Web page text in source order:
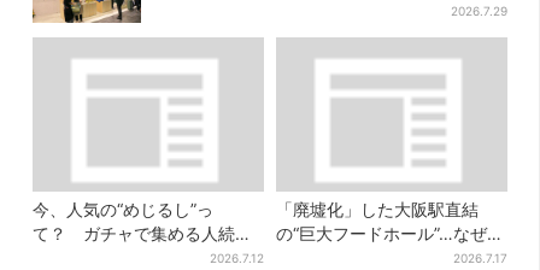
2026.7.29
今、人気の“めじるし”っ
て？ ガチャで集める人続
出…収集家とメーカーに聞い
2026.7.12
「廃墟化」した大阪駅直結
の“巨大フードホール”…なぜ？
実は、梅田ランチ＆カフェの
2026.7.17